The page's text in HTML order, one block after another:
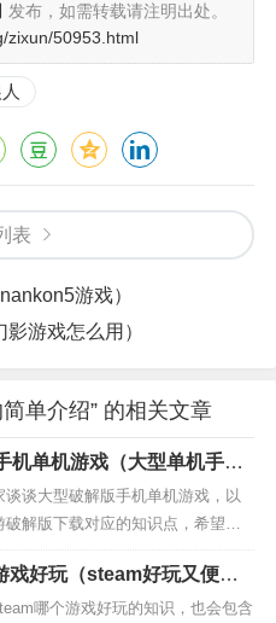
发布，如需转载请注明出处。
zixun/50953.html
表
游戏）
游戏怎么用）
单介绍” 的相关文章
机单机游戏（大型单机手游
谈谈大型破解版手机单机游戏，以
破解版下载对应的知识点，希望对
不要忘了收藏本站喔。 本文目录一
单机游戏有哪些？ 2、各位兄弟，
大型游戏值得推荐？ 3、大型单机游
戏好玩（steam好玩又便
哪个游戏好玩的知识，也会包含